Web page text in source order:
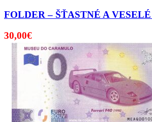
FOLDER – ŠŤASTNÉ A VESELÉ
30,00€